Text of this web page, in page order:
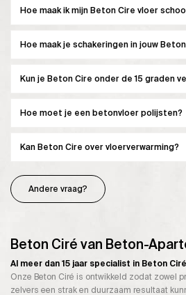
Hoe maak ik mijn Beton Cire vloer
Hoe maak je schakeringen in jouw
Kun je Beton Cire onder de 15 graden
Hoe moet je een betonvloer polijsten?
Kan Beton Cire over vloerverwarming?
Andere vraag?
Beton Ciré van Beton-
Al meer dan 15 jaar specialist in Beton
Onze Beton Ciré is ontwikkeld zodat zowel
zelvers een strak en duurzaam resultaat